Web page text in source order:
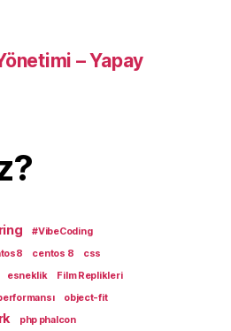
– Yapay
#VibeCoding
centos 8
css
esneklik Film Replikleri
object-fit
php phalcon